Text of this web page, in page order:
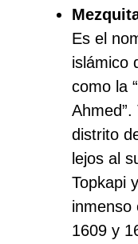
Es el
islámico
como la
Ahmed”.
distrito
lejos al
Topkapi
inmenso
1609 y